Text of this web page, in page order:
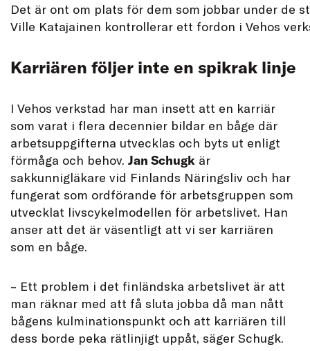
Det är ont om plats för dem som jobbar under de
Ville Katajainen kontrollerar ett fordon i Vehos
Karriären följer inte en spikrak linje
I Vehos verkstad har man insett att en karriär
som varat i flera decennier bildar en båge där
arbetsuppgifterna utvecklas och byts ut enligt
förmåga och behov. Jan Schugk är
sakkunnigläkare vid Finlands Näringsliv och har
fungerat som ordförande för arbetsgruppen som
utvecklat livscykelmodellen för arbetslivet. Han
anser att det är väsentligt att vi ser karriären
som en båge.
– Ett problem i det finländska arbetslivet är att
man räknar med att få sluta jobba då man nått
bågens kulminationspunkt och att karriären till
dess borde peka rätlinjigt uppåt, säger Schugk.